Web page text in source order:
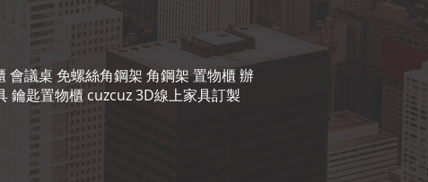
會議桌 免螺絲角鋼架 角鋼架 置物櫃 辦
鑰匙置物櫃 cuzcuz 3D線上家具訂製